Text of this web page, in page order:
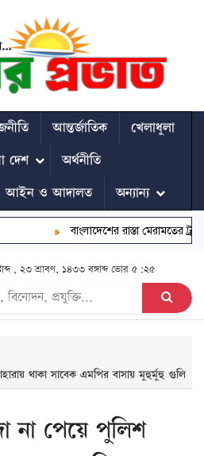
আন্তর্জাতিক
খেলাধুলা
দেশ
অর্থনীতি
আইন ও আদালত অন্যান্য
বাংলাদেশের রাস্তা মেরামতের ট্রাক
, ২৩ শ্রাবণ, ১৪৩৩ বঙ্গাব্দভোর ৫:২৫
থাকা সাবেক এমপির বাসায় মুহুর্মুহু গুলি
না পেয়ে পুলিশ